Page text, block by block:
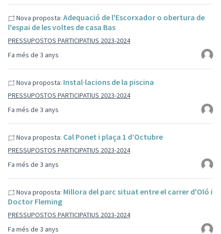
Fa més de 3 anys
Nova proposta: Adequació de l'Escorxador o obertura de
l'espai de les voltes de casa Bas
PRESSUPOSTOS PARTICIPATIUS 2023-2024
Fa més de 3 anys
Nova proposta: Instal·lacions de la piscina
PRESSUPOSTOS PARTICIPATIUS 2023-2024
Fa més de 3 anys
Nova proposta: Cal Ponet i plaça 1 d’Octubre
PRESSUPOSTOS PARTICIPATIUS 2023-2024
Fa més de 3 anys
Nova proposta: Millora del parc situat entre el carrer d'Oló i
Doctor Fleming
PRESSUPOSTOS PARTICIPATIUS 2023-2024